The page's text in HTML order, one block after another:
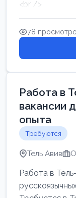
<br />
Работа в
требу...
78
Работа в
вакансии
опыта
Требуются
Тель Авив
Работа в